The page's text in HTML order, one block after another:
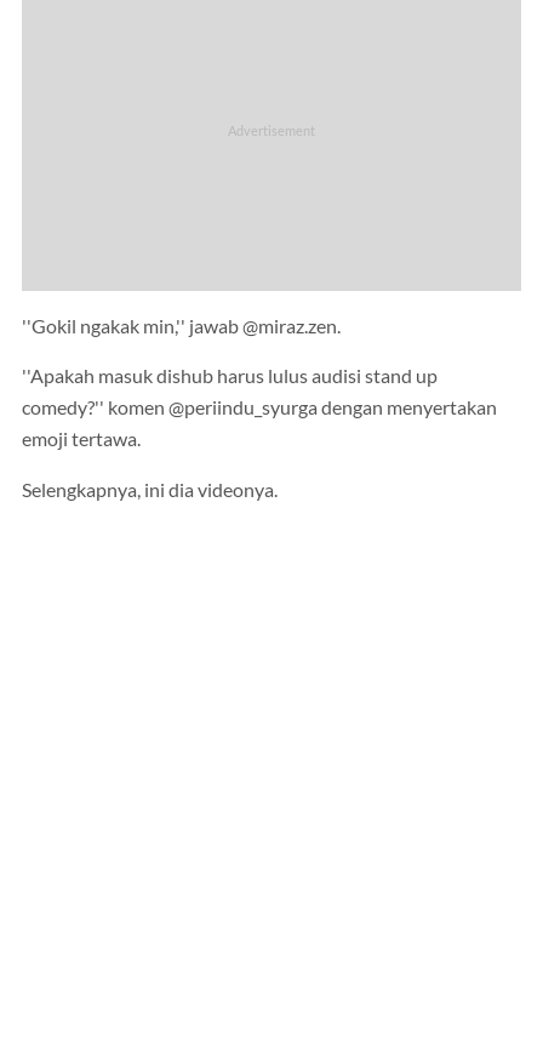
''Gokil ngakak min,'' jawab @miraz.zen.
''Apakah masuk dishub harus lulus audisi stand up
comedy?'' komen @periindu_syurga dengan menyertakan
emoji tertawa.
Selengkapnya, ini dia videonya.